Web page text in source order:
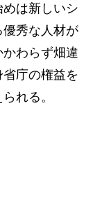
は新しいシ
優秀な人材が
わらず畑違
庁の権益を
れる。